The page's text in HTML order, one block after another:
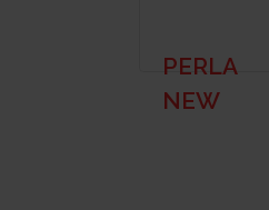
PERLA
NEW